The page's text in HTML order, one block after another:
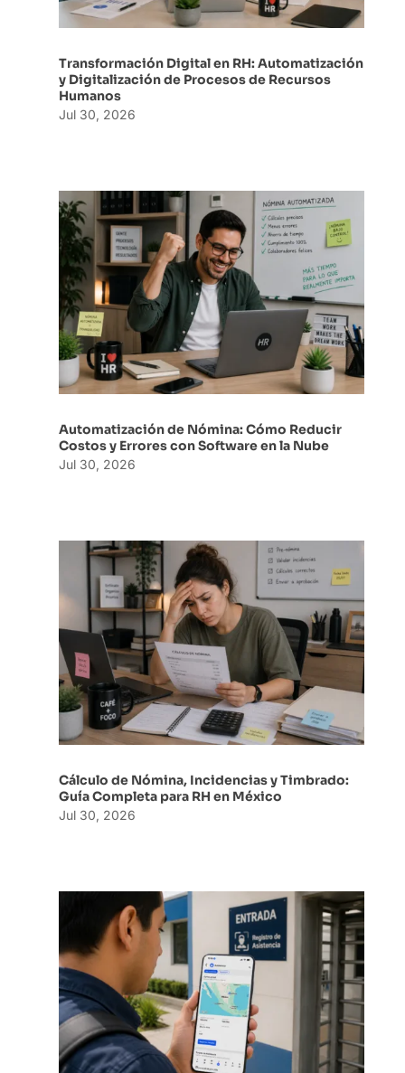
Transformación Digital en RH: Automatización
y Digitalización de Procesos de Recursos
Humanos
Jul 30, 2026
Automatización de Nómina: Cómo Reducir
Costos y Errores con Software en la Nube
Jul 30, 2026
Cálculo de Nómina, Incidencias y Timbrado:
Guía Completa para RH en México
Jul 30, 2026